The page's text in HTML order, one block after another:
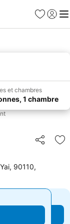
Favoris
Se
et chambres
1 chambre
Partager
90110,